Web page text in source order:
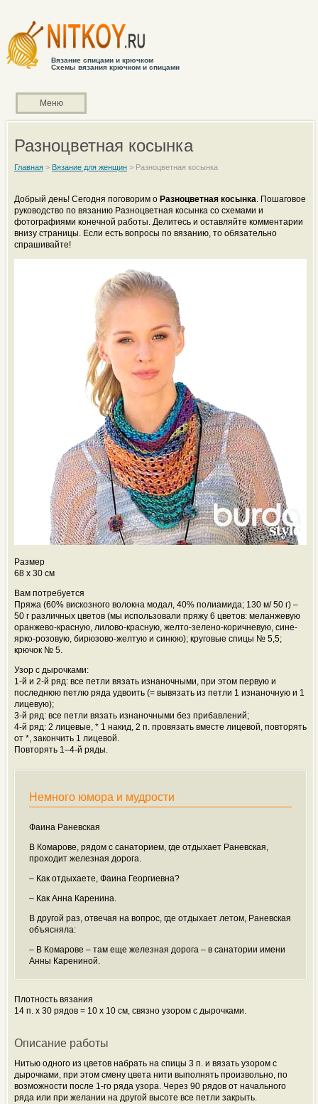
Вязание спицами и крючком
Схемы вязания крючком и спицами
Меню
Разноцветная косынка
Главная> Вязание для женщин> Разноцветная косынка
Добрый день! Сегодня поговорим о Разноцветная косынка. Пошаговое
руководство по вязанию Разноцветная косынка со схемами и
фотографиями конечной работы. Делитесь и оставляйте комментарии
внизу страницы. Если есть вопросы по вязанию, то обязательно
спрашивайте!
Размер
68 х 30 см
Вам потребуется
Пряжа (60% вискозного волокна модал, 40% полиамида; 130 м/ 50 г) –
50 г различных цветов (мы использовали пряжу 6 цветов: меланжевую
оранжево-красную, лилово-красную, желто-зелено-коричневую, сине-
ярко-розовую, бирюзово-желтую и синюю); круговые спицы № 5,5;
крючок № 5.
Узор с дырочками:
1-й и 2-й ряд: все петли вязать изнаночными, при этом первую и
последнюю петлю ряда удвоить (= вывязать из петли 1 изнаночную и 1
лицевую);
3-й ряд: все петли вязать изнаночными без прибавлений;
4-й ряд: 2 лицевые, * 1 накид, 2 п. провязать вместе лицевой, повторять
от *, закончить 1 лицевой.
Повторять 1–4-й ряды.
Немного юмора и мудрости
Фаина Раневская
В Комарове, рядом с санаторием, где отдыхает Раневская,
проходит железная дорога.
– Как отдыхаете, Фаина Георгиевна?
– Как Анна Каренина.
В другой раз, отвечая на вопрос, где отдыхает летом, Раневская
объясняла:
– В Комарове – там еще железная дорога – в санатории имени
Анны Карениной.
Плотность вязания
14 п. х 30 рядов = 10 х 10 см, связно узором с дырочками.
Описание работы
Нитью одного из цветов набрать на спицы 3 п. и вязать узором с
дырочками, при этом смену цвета нити выполнять произвольно, по
возможности после 1-го ряда узора. Через 90 рядов от начального
ряда или при желании на другой высоте все петли закрыть.